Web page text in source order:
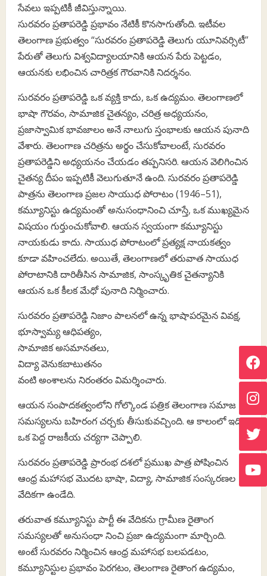
సేవలు ఇప్పటికీ జీవిస్తున్నాయి.
సురవరం ప్రతాపరెడ్డి ప్రభావం నేటికీ కొనసాగుతోంది. ఇటీవల
తెలంగాణ ప్రభుత్వం “సురవరం ప్రతాపరెడ్డి తెలుగు యూనివర్సిటీ”
పేరుతో తెలుగు విశ్వవిద్యాలయానికి ఆయన పేరు పెట్టడం,
ఆయనకు లభించిన చారిత్రక గౌరవానికి నిదర్శనం.
సురవరం ప్రతాపరెడ్డి ఒక వ్యక్తి కాదు, ఒక ఉద్యమం. తెలంగాణలో
భాషా గౌరవం, సామాజిక చైతన్యం, చరిత్ర అధ్యయనం,
ప్రజాస్వామిక భావజాలం అనే నాలుగు స్తంభాలకు ఆయన పునాది
వేశారు. తెలంగాణ చరిత్రను అర్థం చేసుకోవాలంటే, సురవరం
ప్రతాపరెడ్డిని అధ్యయనం చేయడం తప్పనిసరి. ఆయన వెలిగించిన
చైతన్య దీపం ఇప్పటికీ వెలుగుతూనే ఉంది. సురవరం ప్రతాపరెడ్డి
పాత్రను తెలంగాణ ప్రజల సాయుధ పోరాటం (1946–51),
కమ్యూనిస్టు ఉద్యమంతో అనుసంధానించి చూస్తే, ఒక ముఖ్యమైన
విషయం గుర్తుంచుకోవాలి. ఆయన స్వయంగా కమ్యూనిస్టు
నాయకుడు కాదు. సాయుధ పోరాటంలో ప్రత్యక్ష నాయకత్వం
కూడా వహించలేదు. అయితే, తెలంగాణలో తరువాత సాయుధ
పోరాటానికి దారితీసిన సామాజిక, సాంస్కృతిక చైతన్యానికి
ఆయన ఒక కీలక మేధో పునాది నిర్మించారు.
సురవరం ప్రతాపరెడ్డి నిజాం పాలనలో ఉన్న భాషాపరమైన వివక్ష,
భూస్వామ్య ఆధిపత్యం,
సామాజిక అసమానతలు,
విద్యా వెనుకబాటుతనం
వంటి అంశాలను నిరంతరం విమర్శించారు.
ఆయన సంపాదకత్వంలోని గోల్కొండ పత్రిక తెలంగాణ సమాజ
సమస్యలను బహిరంగ చర్చకు తీసుకువచ్చింది. ఆ కాలంలో ఇది
ఒక పెద్ద రాజకీయ చర్యగా చెప్పాలి.
సురవరం ప్రతాపరెడ్డి ప్రారంభ దశలో ప్రముఖ పాత్ర పోషించిన
ఆంధ్ర మహాసభ మొదట భాషా, విద్యా, సామాజిక సంస్కరణల
వేదికగా ఉండేది.
తరువాత కమ్యూనిస్టు పార్టీ ఈ వేదికను గ్రామీణ రైతాంగ
సమస్యలతో అనుసంధా నించి ప్రజా ఉద్యమంగా మార్చింది.
అంటే సురవరం నిర్మించిన ఆంధ్ర మహాసభ బలపడటం,
కమ్యూనిస్టుల ప్రభావం పెరగటం, తెలంగాణ రైతాంగ ఉద్యమం,